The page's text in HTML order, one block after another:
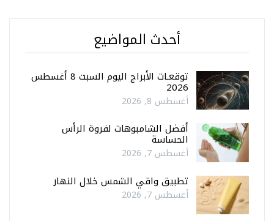
أحدث المواضيع
توقعـات الأبراج اليوم السبت 8 أغسطس
2026
أغسطس 8, 2026
أفضل الشامبوهات لفروة الرأس
الحساسة
أغسطس 7, 2026
تطبيق واقي الشمس خلال النهار
أغسطس 7, 2026